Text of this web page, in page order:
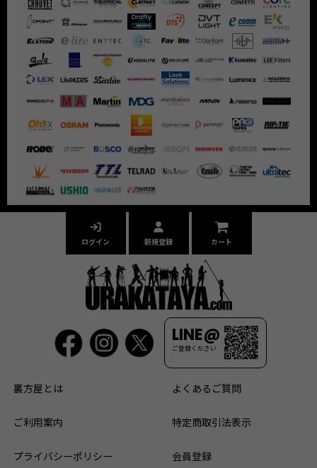
LINE@
ご登録ください
ログイン 新規登録 カート
裏方屋とは よくあるご質問
ご利用案内 特定商取引法表示
プライバシーポリシー 会員登録